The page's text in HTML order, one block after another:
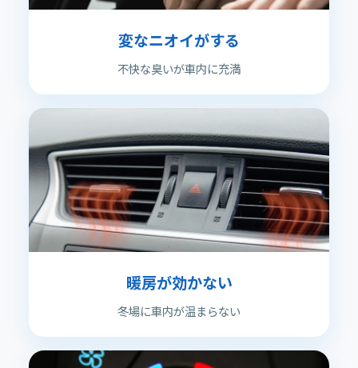
変なニオイがする
不快な臭いが車内に充満
暖房が効かない
冬場に車内が温まらない